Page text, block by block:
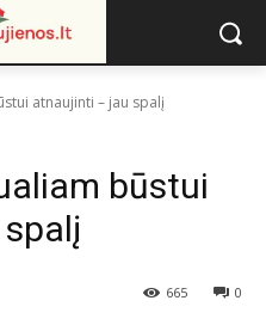
atnaujinti – jau spalį
būstui
0
665